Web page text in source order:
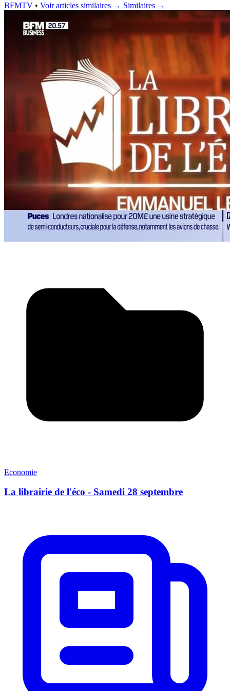
BFMTV • Voir articles similaires → Similaires →
Economie
La librairie de l'éco - Samedi 28 septembre